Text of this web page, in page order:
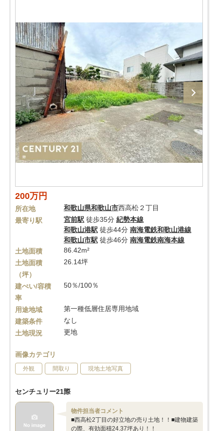
200万円
所在地 和歌山県和歌山市西高松２丁目
最寄り駅
宮前駅 徒歩35分 紀勢本線
和歌山港駅 徒歩44分 南海電鉄和歌山港線
和歌山市駅 徒歩46分 南海電鉄南海本線
土地面積
86.42m²
土地面積
（坪）
26.14坪
建ぺい/容積
率
50％/100％
用途地域
第一種低層住居専用地域
建築条件
なし
土地現況
更地
画像カテゴリ
外観 間取り 現地土地写真
センチュリー21際
物件担当者コメント
■西高松2丁目の好立地の売り土地！！■建物建築
の際、有効面積24.37坪あり！！